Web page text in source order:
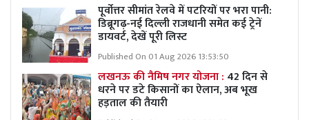
पूर्वोत्तर सीमांत रेलवे में पटरियों पर भरा पानी:
डिब्रूगढ़-नई दिल्ली राजधानी समेत कई ट्रेनें
डायवर्ट, देखें पूरी लिस्ट
Published On 01 Aug 2026 13:53:50
लखनऊ की नैमिष नगर योजना : 42 दिन से
धरने पर डटे किसानों का ऐलान, अब भूख
हड़ताल की तैयारी